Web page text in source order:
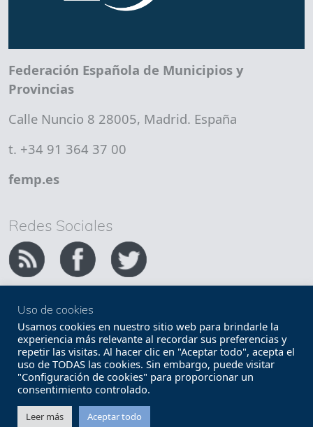
Federación Española de Municipios y
Provincias
Calle Nuncio 8 28005, Madrid. España
t. +34 91 364 37 00
femp.es
Redes Sociales
Copyright FEMP
Accesibilidad
Términos legales
Política de privacidad
Términos y condiciones de uso
Contacto
Uso de cookies
Usamos cookies en nuestro sitio web para brindarle la
experiencia más relevante al recordar sus preferencias y
repetir las visitas. Al hacer clic en "Aceptar todo", acepta el
uso de TODAS las cookies. Sin embargo, puede visitar
"Configuración de cookies" para proporcionar un
consentimiento controlado.
Leer más Aceptar todo